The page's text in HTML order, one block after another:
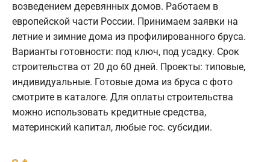
возведением деревянных домов. Работаем в
европейской части России. Принимаем заявки на
летние и зимние дома из профилированного бруса.
Варианты готовности: под ключ, под усадку. Срок
строительства от 20 до 60 дней. Проекты: типовые,
индивидуальные. Готовые дома из бруса с фото
смотрите в каталоге. Для оплаты строительства
можно использовать кредитные средства,
материнский капитал, любые гос. субсидии.